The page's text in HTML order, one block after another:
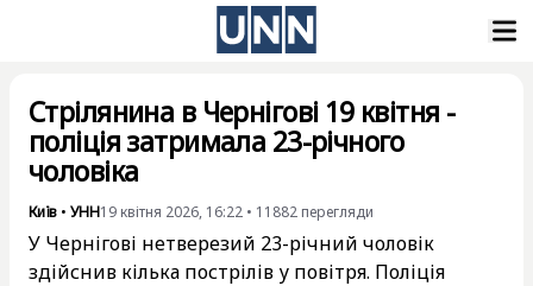
Стрілянина в Чернігові 19 квітня -
поліція затримала 23-річного
чоловіка
Київ • УНН19 квітня 2026, 16:22 • 11882 перегляди
У Чернігові нетверезий 23-річний чоловік
здійснив кілька пострілів у повітря. Поліція